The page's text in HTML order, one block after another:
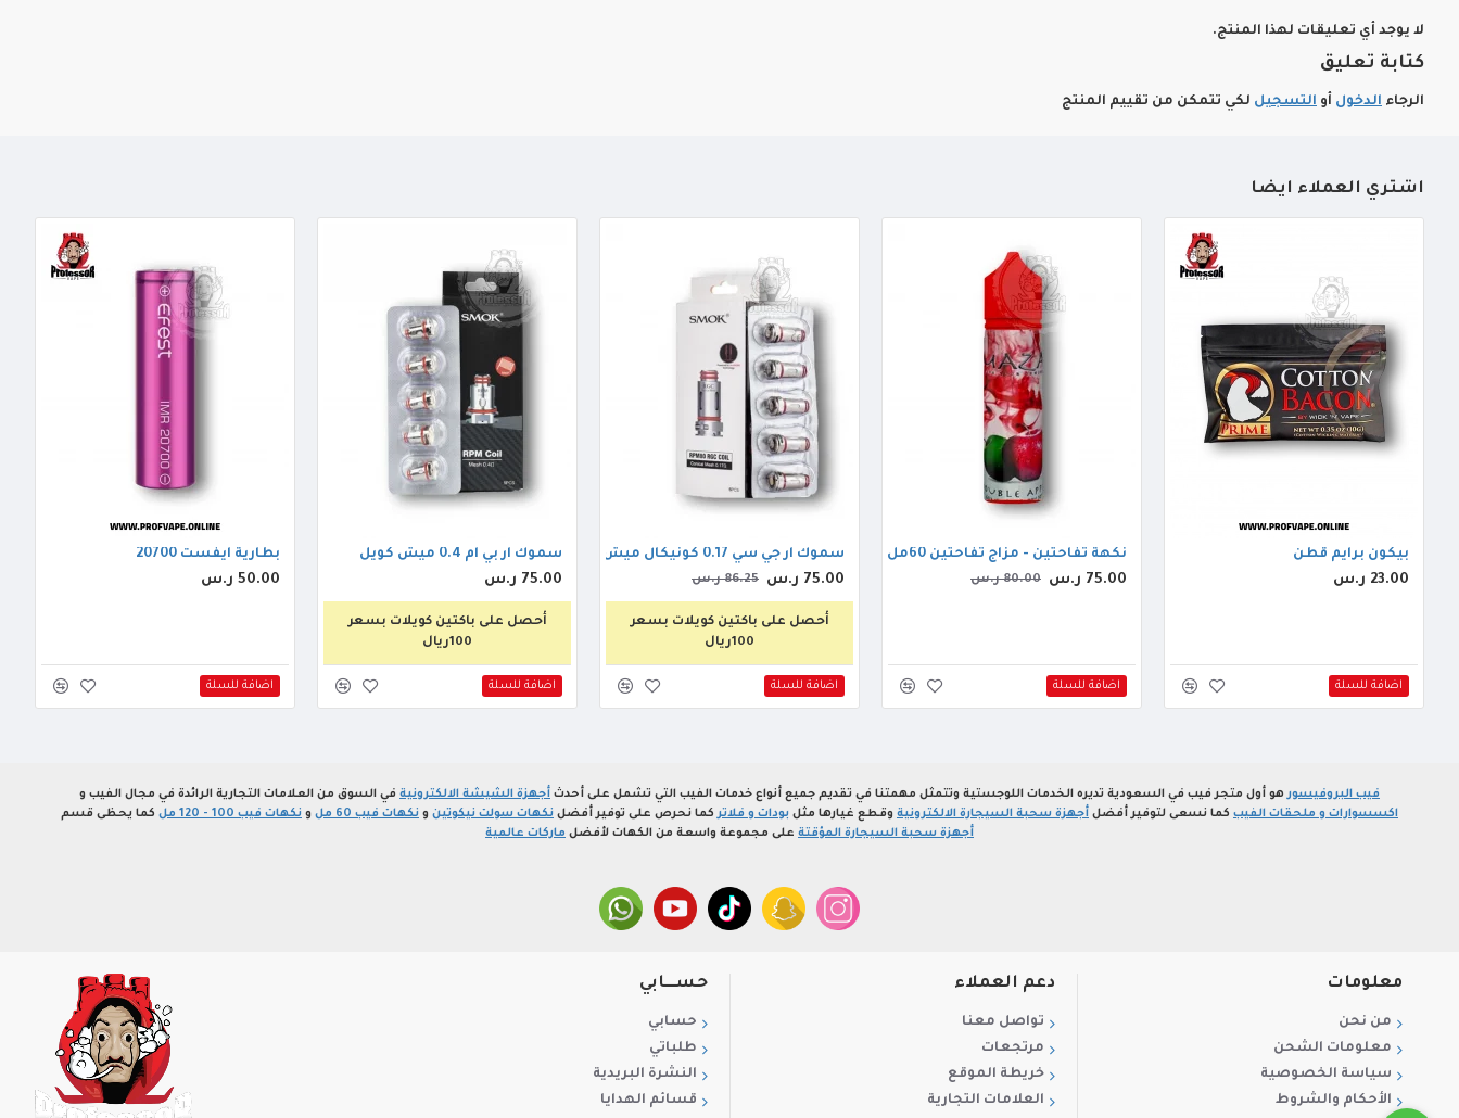
لا يوجد أي تعليقات لهذا المنتج.
كتابة تعليق
الرجاء الدخول أو التسجيل لكي تتمكن من تقييم المنتج
أشتري العملاء أيضاً
بيكون برايم قطن
23.00 ر.س
اضافة للسلة
نكهة تفاحتين - مزاج تفاحتين 60مل 3ملجم
75.00 ر.س 80.00 ر.س
اضافة للسلة
سموك ار جي سي 0.17 كونيكال ميش كويل
75.00 ر.س 86.25 ر.س
أحصل على باكتين كويلات بسعر
100ريال
اضافة للسلة
سموك ار بي ام 0.4 ميش كويل
75.00 ر.س
أحصل على باكتين كويلات بسعر
100ريال
اضافة للسلة
بطارية ايفست 20700
50.00 ر.س
اضافة للسلة
فيب البروفيسورهو أول متجر فيب في السعودية تديره الخدمات اللوجستية وتتمثل مهمتنا في تقديم جميع أنواع خدمات الفيب التي تشمل على أحدث أجهزة الشيشة الالكترونية في السوق من العلامات التجارية الرائدة في مجال الفيب و
اكسسوارات و ملحقات الفيب كما نسعى لتوفير أفضل أجهزة سحبة السيجارة الالكترونية وقطع غيارها مثل بودات و فلاتركما نحرص على توفير أفضل نكهات سولت نيكوتين و نكهات فيب 60 مل و نكهات فيب 100 - 120 مل
كما يحظى قسم
أجهزة سحبة السيجارة المؤقتة على مجموعة واسعة من الكهات لأفضل ماركات عالمية
معلومات
من نحن
معلومات الشحن
سياسة الخصوصية
الأحكام والشروط
دعم العملاء
تواصل معنا
مرتجعات
خريطة الموقع
العلامات التجارية
حســـابي
حسابي
طلباتي
النشرة البريدية
قسائم الهدايا